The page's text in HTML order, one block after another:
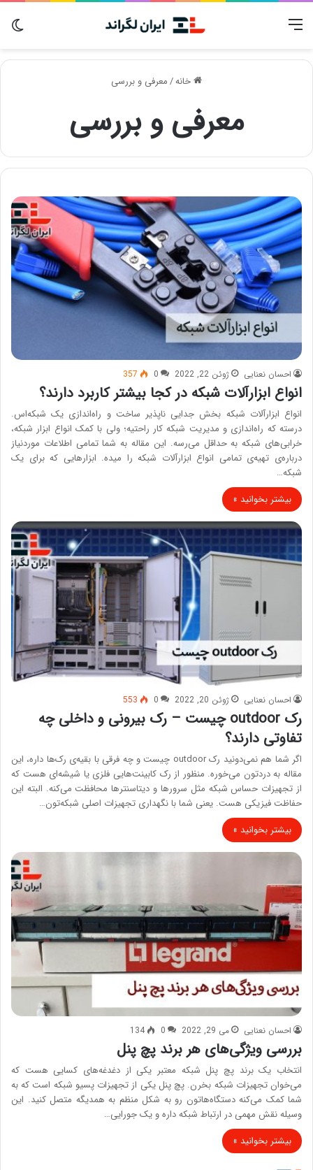
خانه/معرفی و بررسی
معرفی و بررسی
احسان نعنایی ژوئن 22, 2022 0
357
انواع ابزارآلات شبکه در کجا بیشتر کاربرد دارند؟
انواع ابزارآلات شبکه بخش جدایی ناپذیر ساخت و راه‌اندازی یک شبکه‌اس.
درسته که راه‌اندازی و مدیریت شبکه کار راحتیه؛ ولی با کمک انواع ابزار شبکه،
خرابی‌های شبکه به حداقل می‌رسه. این مقاله به شما تمامی اطلاعات موردنیاز
درباره‌ی تهیه‌ی تمامی انواع ابزارآلات شبکه را میده. ابزارهایی که برای یک
شبکه…
بیشتر بخوانید »
احسان نعنایی ژوئن 20, 2022 0
553
رک outdoor چیست – رک بیرونی و داخلی چه
تفاوتی دارند؟
اگر شما هم نمی‌دونید رک outdoor چیست و چه فرقی با بقیه‌‌ی رک‌ها داره، این
مقاله به دردتون می‌خوره. منظور از رک کابینت‌هایی فلزی یا شیشه‌ای هست که
از تجهیزات حساس شبکه مثل سرورها و دیتاسنترها محافظت می‌کنه. البته این
حفاظت فیزیکی هست. یعنی شما با نگهداری تجهیزات اصلی شبکه‌تون…
بیشتر بخوانید »
احسان نعنایی می 29, 2022 0
134
بررسی ویژگی‌های هر برند پچ پنل
انتخاب یک برند پچ پنل شبکه معتبر یکی از دغدغه‌های کسایی هست که
می‌خوان تجهیزات شبکه بخرن. پچ پنل یکی از تجهیزات پسیو شبکه است که به
شما کمک می‌کنه دستگاه‌هاتون رو به شکل منظم به همدیگه متصل کنید. این
وسیله نقش مهمی در ارتباط شبکه داره و یک جورایی…
بیشتر بخوانید »